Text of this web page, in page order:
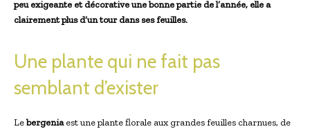
peu exigeante et décorative une bonne partie de ‍l’année, elle a⁢
clairement plus‍ d’un tour dans ses ‌feuilles.
Une plante ‌qui ne fait pas
semblant d’exister
Lebergeniaest une plante florale aux ‍grandes feuilles charnues, de